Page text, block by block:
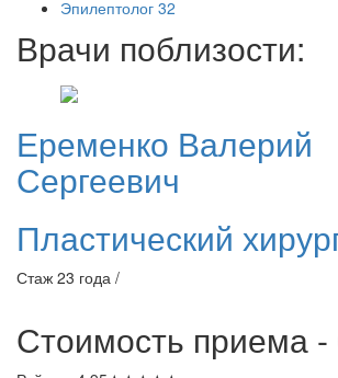
Эпилептолог 32
Врачи поблизости:
Еременко Валерий
Сергеевич
Пластический
Стаж 23 года /
Стоимость приема -